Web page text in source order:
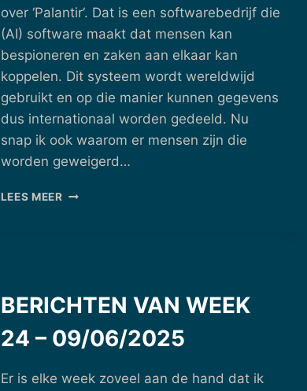
over ‘Palantir‘. Dat is een softwarebedrijf die
(AI) software maakt dat mensen kan
bespioneren en zaken aan elkaar kan
koppelen. Dit systeem wordt wereldwijd
gebruikt en op die manier kunnen gegevens
dus internationaal worden gedeeld. Nu
snap ik ook waarom er mensen zijn die
worden geweigerd…
LEES MEERBERICHTEN
BERICHTEN VAN WEEK
24 – 09/06/2025
Er is elke week zoveel aan de hand dat ik